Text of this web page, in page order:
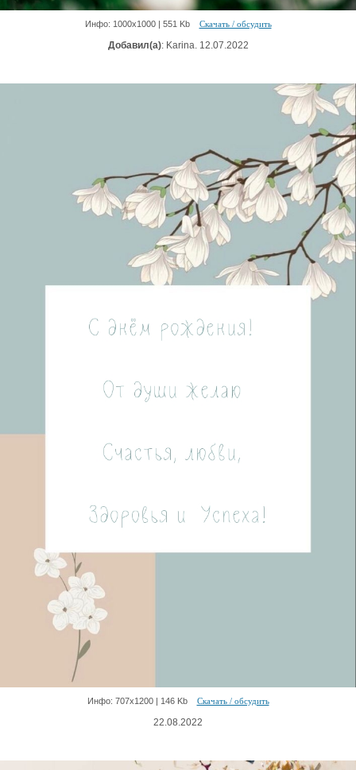
Инфо: 1000х1000 | 551 Kb Скачать / обсудить
Добавил(а): Karina. 12.07.2022
Инфо: 707х1200 | 146 Kb Скачать / обсудить
22.08.2022